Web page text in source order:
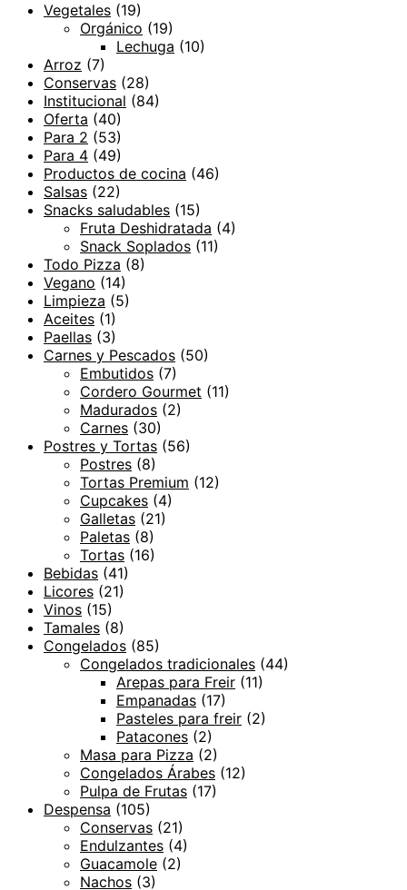
Vegetales (19)
Orgánico (19)
Lechuga (10)
Arroz (7)
Conservas (28)
Institucional (84)
Oferta (40)
Para 2 (53)
Para 4 (49)
Productos de cocina (46)
Salsas (22)
Snacks saludables (15)
Fruta Deshidratada (4)
Snack Soplados (11)
Todo Pizza (8)
Vegano (14)
Limpieza (5)
Aceites (1)
Paellas (3)
Carnes y Pescados (50)
Embutidos (7)
Cordero Gourmet (11)
Madurados (2)
Carnes (30)
Postres y Tortas (56)
Postres (8)
Tortas Premium (12)
Cupcakes (4)
Galletas (21)
Paletas (8)
Tortas (16)
Bebidas (41)
Licores (21)
Vinos (15)
Tamales (8)
Congelados (85)
Congelados tradicionales (44)
Arepas para Freir (11)
Empanadas (17)
Pasteles para freir (2)
Patacones (2)
Masa para Pizza (2)
Congelados Árabes (12)
Pulpa de Frutas (17)
Despensa (105)
Conservas (21)
Endulzantes (4)
Guacamole (2)
Nachos (3)